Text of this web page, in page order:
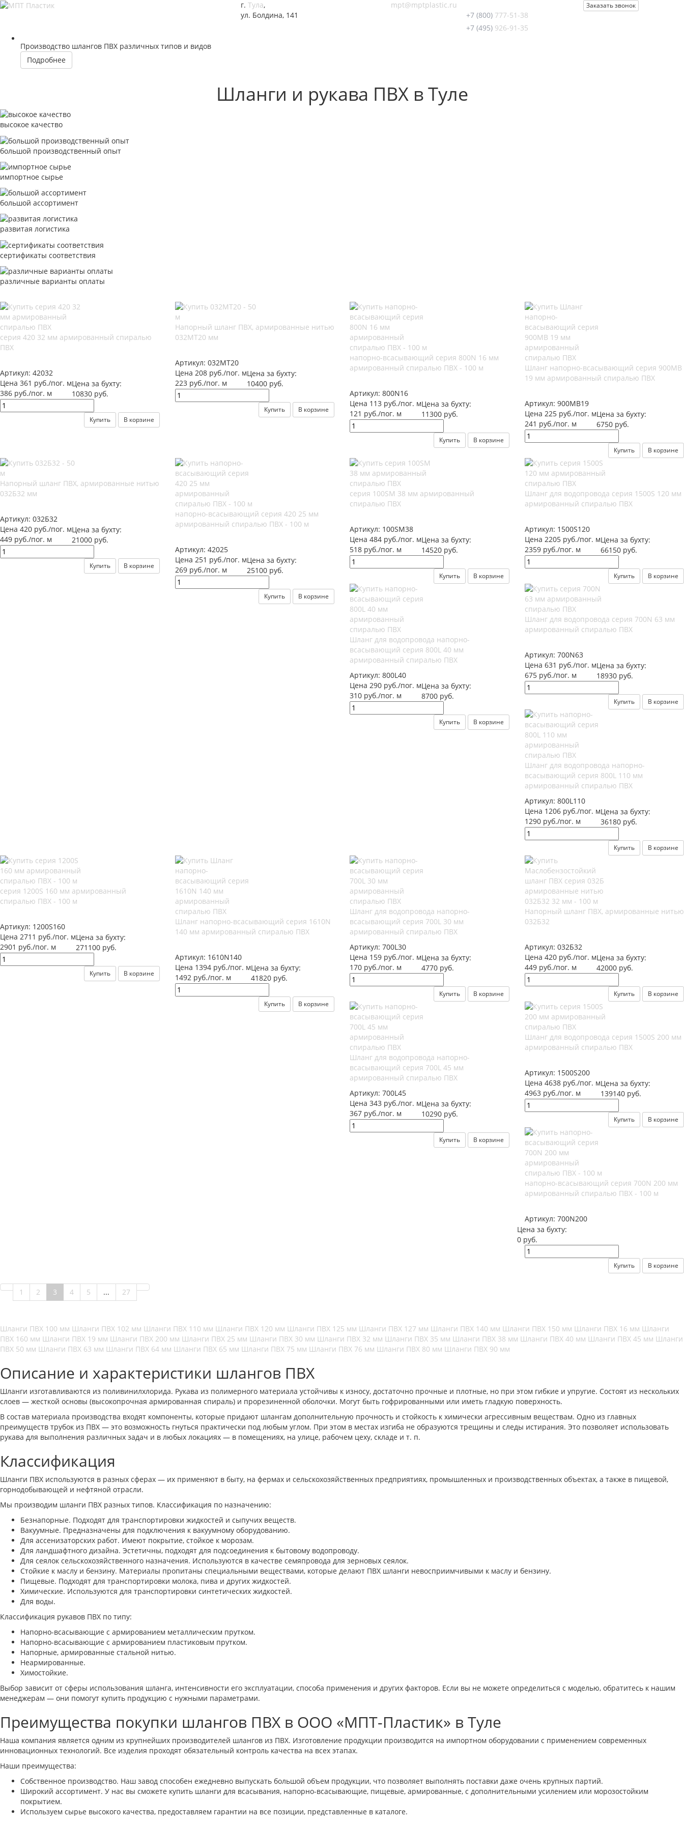
г. Тула,
ул. Болдина, 141
Заказать звонок
mpt@mptplastic.ru
+7 (800) 777-51-38
+7 (495) 926-91-35
Производство шлангов ПВХ различных типов и видов
Подробнее
Шланги и рукава ПВХ в Туле
высокое качество
большой производственный опыт
импортное сырье
большой ассортимент
развитая логистика
сертификаты соответствия
различные варианты оплаты
серия 420 32 мм армированный спиралью
ПВХ
Артикул: 42032
Цена 361 руб./пог. м
386 руб./пог. м
Цена за бухту:
10830 руб.
Купить В корзине
Напорный шланг ПВХ, армированные нитью
032МТ20 мм
Артикул: 032МТ20
Цена 208 руб./пог. м
223 руб./пог. м
Цена за бухту:
10400 руб.
Купить В корзине
напорно-всасывающий серия 800N 16 мм
армированный спиралью ПВХ - 100 м
Артикул: 800N16
Цена 113 руб./пог. м
121 руб./пог. м
Цена за бухту:
11300 руб.
Купить В корзине
Шланг напорно-всасывающий серия 900MB
19 мм армированный спиралью ПВХ
Артикул: 900MB19
Цена 225 руб./пог. м
241 руб./пог. м
Цена за бухту:
6750 руб.
Купить В корзине
Напорный шланг ПВХ, армированные нитью
032Б32 мм
Артикул: 032Б32
Цена 420 руб./пог. м
449 руб./пог. м
Цена за бухту:
21000 руб.
Купить В корзине
напорно-всасывающий серия 420 25 мм
армированный спиралью ПВХ - 100 м
Артикул: 42025
Цена 251 руб./пог. м
269 руб./пог. м
Цена за бухту:
25100 руб.
Купить В корзине
серия 100SM 38 мм армированный
спиралью ПВХ
Артикул: 100SM38
Цена 484 руб./пог. м
518 руб./пог. м
Цена за бухту:
14520 руб.
Купить В корзине
Шланг для водопровода серия 1500S 120 мм
армированный спиралью ПВХ
Артикул: 1500S120
Цена 2205 руб./пог. м
2359 руб./пог. м
Цена за бухту:
66150 руб.
Купить В корзине
Шланг для водопровода напорно-
всасывающий серия 800L 40 мм
армированный спиралью ПВХ
Артикул: 800L40
Цена 290 руб./пог. м
310 руб./пог. м
Цена за бухту:
8700 руб.
Купить В корзине
Шланг для водопровода серия 700N 63 мм
армированный спиралью ПВХ
Артикул: 700N63
Цена 631 руб./пог. м
675 руб./пог. м
Цена за бухту:
18930 руб.
Купить В корзине
Шланг для водопровода напорно-
всасывающий серия 800L 110 мм
армированный спиралью ПВХ
Артикул: 800L110
Цена 1206 руб./пог. м
1290 руб./пог. м
Цена за бухту:
36180 руб.
Купить В корзине
серия 1200S 160 мм армированный
спиралью ПВХ - 100 м
Артикул: 1200S160
Цена 2711 руб./пог. м
2901 руб./пог. м
Цена за бухту:
271100 руб.
Купить В корзине
Шланг напорно-всасывающий серия 1610N
140 мм армированный спиралью ПВХ
Артикул: 1610N140
Цена 1394 руб./пог. м
1492 руб./пог. м
Цена за бухту:
41820 руб.
Купить В корзине
Шланг для водопровода напорно-
всасывающий серия 700L 30 мм
армированный спиралью ПВХ
Артикул: 700L30
Цена 159 руб./пог. м
170 руб./пог. м
Цена за бухту:
4770 руб.
Купить В корзине
Напорный шланг ПВХ, армированные нитью
032Б32
Артикул: 032Б32
Цена 420 руб./пог. м
449 руб./пог. м
Цена за бухту:
42000 руб.
Купить В корзине
Шланг для водопровода напорно-
всасывающий серия 700L 45 мм
армированный спиралью ПВХ
Артикул: 700L45
Цена 343 руб./пог. м
367 руб./пог. м
Цена за бухту:
10290 руб.
Купить В корзине
Шланг для водопровода серия 1500S 200 мм
армированный спиралью ПВХ
Артикул: 1500S200
Цена 4638 руб./пог. м
4963 руб./пог. м
Цена за бухту:
139140 руб.
Купить В корзине
напорно-всасывающий серия 700N 200 мм
армированный спиралью ПВХ - 100 м
Артикул: 700N200
Цена за бухту:
0 руб.
Купить В корзине
1 2 3 4 5 ... 27
Шланги ПВХ 100 мм Шланги ПВХ 102 мм Шланги ПВХ 110 мм Шланги ПВХ 120 мм Шланги ПВХ 125 мм Шланги ПВХ 127 мм Шланги ПВХ 140 мм Шланги ПВХ 150 мм Шланги ПВХ 16 мм Шланги
ПВХ 160 мм Шланги ПВХ 19 мм Шланги ПВХ 200 мм Шланги ПВХ 25 мм Шланги ПВХ 30 мм Шланги ПВХ 32 мм Шланги ПВХ 35 мм Шланги ПВХ 38 мм Шланги ПВХ 40 мм Шланги ПВХ 45 мм Шланги
ПВХ 50 мм Шланги ПВХ 63 мм Шланги ПВХ 64 мм Шланги ПВХ 65 мм Шланги ПВХ 75 мм Шланги ПВХ 76 мм Шланги ПВХ 80 мм Шланги ПВХ 90 мм
Описание и характеристики шлангов ПВХ
Шланги изготавливаются из поливинилхлорида. Рукава из полимерного материала устойчивы к износу, достаточно прочные и плотные, но при этом гибкие и упругие. Состоят из нескольких
слоев — жесткой основы (высокопрочная армированная спираль) и прорезиненной оболочки. Могут быть гофрированными или иметь гладкую поверхность.
В состав материала производства входят компоненты, которые придают шлангам дополнительную прочность и стойкость к химически агрессивным веществам. Одно из главных
преимуществ трубок из ПВХ — это возможность гнуться практически под любым углом. При этом в местах изгиба не образуются трещины и следы истирания. Это позволяет использовать
рукава для выполнения различных задач и в любых локациях — в помещениях, на улице, рабочем цеху, складе и т. п.
Классификация
Шланги ПВХ используются в разных сферах — их применяют в быту, на фермах и сельскохозяйственных предприятиях, промышленных и производственных объектах, а также в пищевой,
горнодобывающей и нефтяной отрасли.
Мы производим шланги ПВХ разных типов. Классификация по назначению:
Безнапорные. Подходят для транспортировки жидкостей и сыпучих веществ.
Вакуумные. Предназначены для подключения к вакуумному оборудованию.
Для ассенизаторских работ. Имеют покрытие, стойкое к морозам.
Для ландшафтного дизайна. Эстетичны, подходят для подсоединения к бытовому водопроводу.
Для сеялок сельскохозяйственного назначения. Используются в качестве семяпровода для зерновых сеялок.
Стойкие к маслу и бензину. Материалы пропитаны специальными веществами, которые делают ПВХ шланги невосприимчивыми к маслу и бензину.
Пищевые. Подходят для транспортировки молока, пива и других жидкостей.
Химические. Используются для транспортировки синтетических жидкостей.
Для воды.
Классификация рукавов ПВХ по типу:
Напорно-всасывающие с армированием металлическим прутком.
Напорно-всасывающие с армированием пластиковым прутком.
Напорные, армированные стальной нитью.
Неармированные.
Химостойкие.
Выбор зависит от сферы использования шланга, интенсивности его эксплуатации, способа применения и других факторов. Если вы не можете определиться с моделью, обратитесь к нашим
менеджерам — они помогут купить продукцию с нужными параметрами.
Преимущества покупки шлангов ПВХ в ООО «МПТ-Пластик» в Туле
Наша компания является одним из крупнейших производителей шлангов из ПВХ. Изготовление продукции производится на импортном оборудовании с применением современных
инновационных технологий. Все изделия проходят обязательный контроль качества на всех этапах.
Наши преимущества:
Собственное производство. Наш завод способен ежедневно выпускать большой объем продукции, что позволяет выполнять поставки даже очень крупных партий.
Широкий ассортимент. У нас вы сможете купить шланги для всасывания, напорно-всасывающие, пищевые, армированные, с дополнительными усилением или морозостойким
покрытием.
Используем сырье высокого качества, предоставляем гарантии на все позиции, представленные в каталоге.